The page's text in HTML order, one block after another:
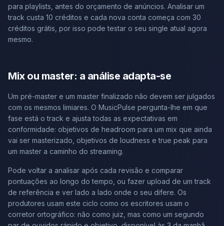
para playlists, antes do orçamento de anúncios. Analisar um
track custa 10 créditos e cada nova conta começa com 30
créditos grátis, por isso pode testar o seu single atual agora
mesmo.
Mix ou master: a análise adapta-se
Um pré-master e um master finalizado não devem ser julgados
com os mesmos limiares. O MusicPulse pergunta-lhe em que
fase está o track e ajusta todas as expectativas em
conformidade: objetivos de headroom para um mix que ainda
vai ser masterizado, objetivos de loudness e true peak para
um master a caminho do streaming.
Pode voltar a analisar após cada revisão e comparar
pontuações ao longo do tempo, ou fazer upload de um track
de referência e ver lado a lado onde o seu difere. Os
produtores usam este ciclo como os escritores usam o
corretor ortográfico: não como juiz, mas como um segundo